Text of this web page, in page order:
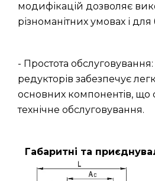
модифікацій дозволяє
різноманітних умовах і для
- Простота
редукторів забезпечує
основних компонентів, що
технічне обслуговування.
Габаритні та